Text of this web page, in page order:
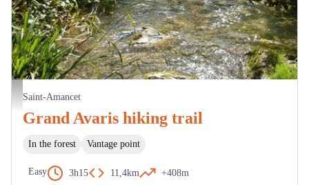
ruisseau des Avaris - Mairie Saint-Amancet
Saint-Amancet
Grand Avaris hiking trail
In the forest Vantage point
Easy 3h15 11,4km +408m